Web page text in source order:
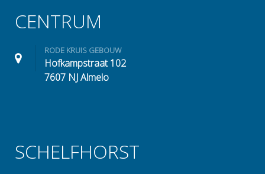
CENTRUM
RODE KRUIS GEBOUW
Hofkampstraat 102
7607 NJ Almelo
SCHELFHORST